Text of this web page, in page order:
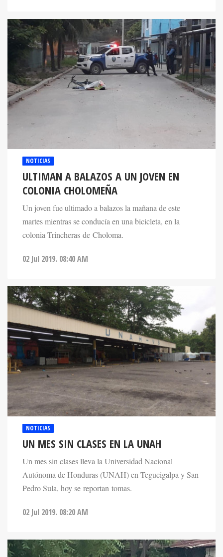
NOTICIAS
ULTIMAN A BALAZOS A UN JOVEN EN
COLONIA CHOLOMEÑA
Un joven fue ultimado a balazos la mañana de este
martes mientras se conducía en una bicicleta, en la
colonia Trincheras de Choloma.
02 Jul 2019. 08:40 AM
NOTICIAS
UN MES SIN CLASES EN LA UNAH
Un mes sin clases lleva la Universidad Nacional
Autónoma de Honduras (UNAH) en Tegucigalpa y San
Pedro Sula, hoy se reportan tomas.
02 Jul 2019. 08:20 AM